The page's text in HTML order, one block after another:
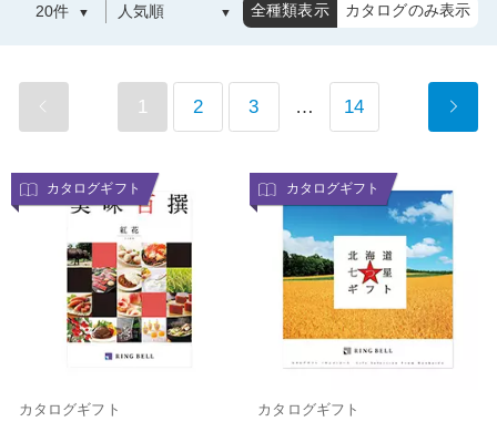
全種類表示 カタログのみ表示
1 2 3 … 14
カタログギフト
カタログギフト
カタログギフト
カタログギフト